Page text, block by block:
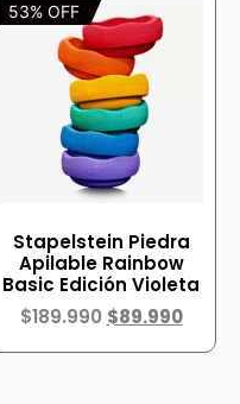
53% OFF
Stapelstein Piedra
Apilable Rainbow
Basic Edición Violeta
$189.990 $89.990